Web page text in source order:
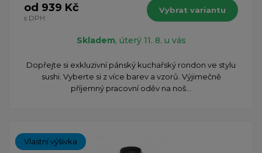
od 939 Kč
s DPH
Vybrat variantu
Skladem, úterý 11. 8. u vás
Dopřejte si exkluzivní pánský kuchařský rondon ve stylu
sushi. Vyberte si z více barev a vzorů. Výjimečně
příjemný pracovní oděv na noš...
Vlastní výšivka